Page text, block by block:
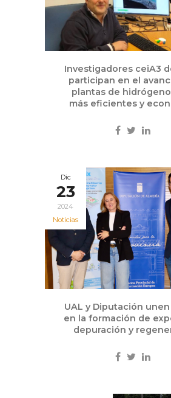
Investigadores ceiA3
participan en el
plantas de
más eficientes y
Dic
23
2024
Noticias
UAL y Diputación
en la formación de
depuración y